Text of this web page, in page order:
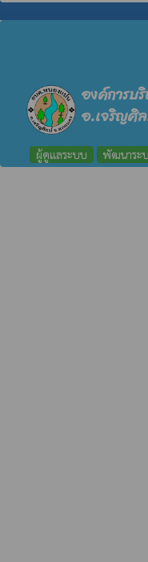
องค์การบ
อ.เจริญศิ
ผู้ดูแลระบบ พัฒนาระ